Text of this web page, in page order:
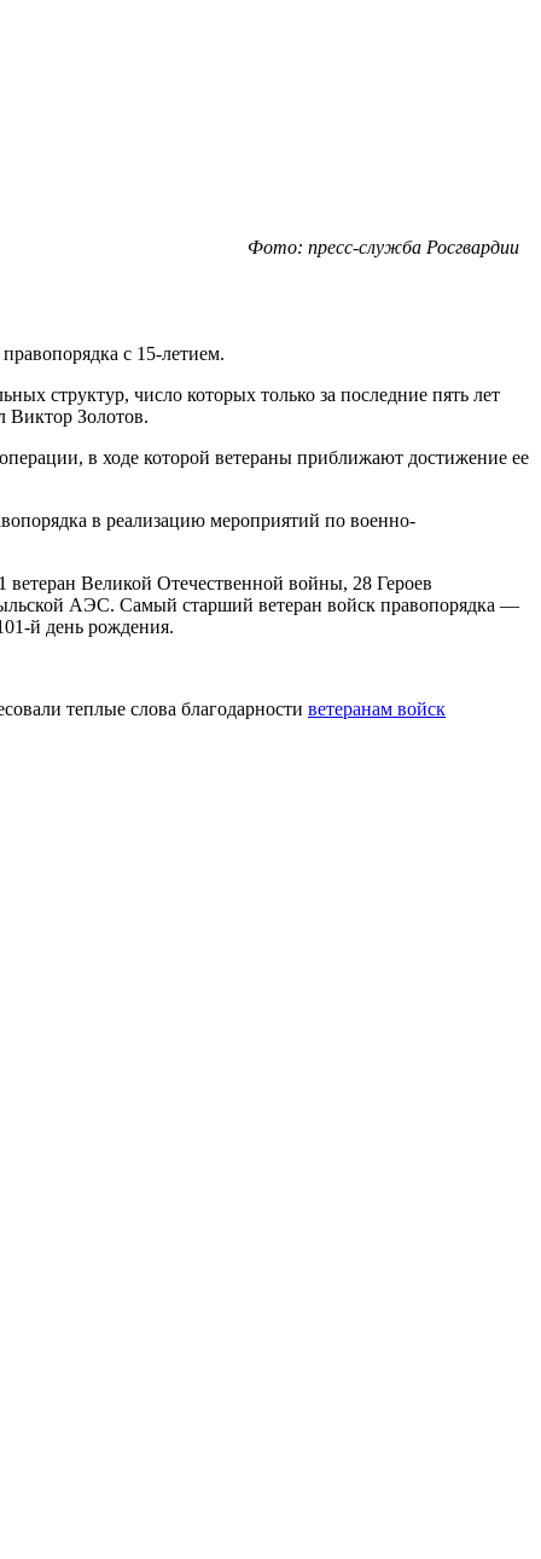
Фото: пресс-служба Росгвардии
с 15-летием.
структур, число которых только за последние пять лет
Виктор Золотов.
в ходе которой ветераны приближают достижение ее
в реализацию мероприятий по военно-
ветеран Великой Отечественной войны, 28 Героев
АЭС. Самый старший ветеран войск правопорядка —
й день рождения.
теплые слова благодарности ветеранам войск